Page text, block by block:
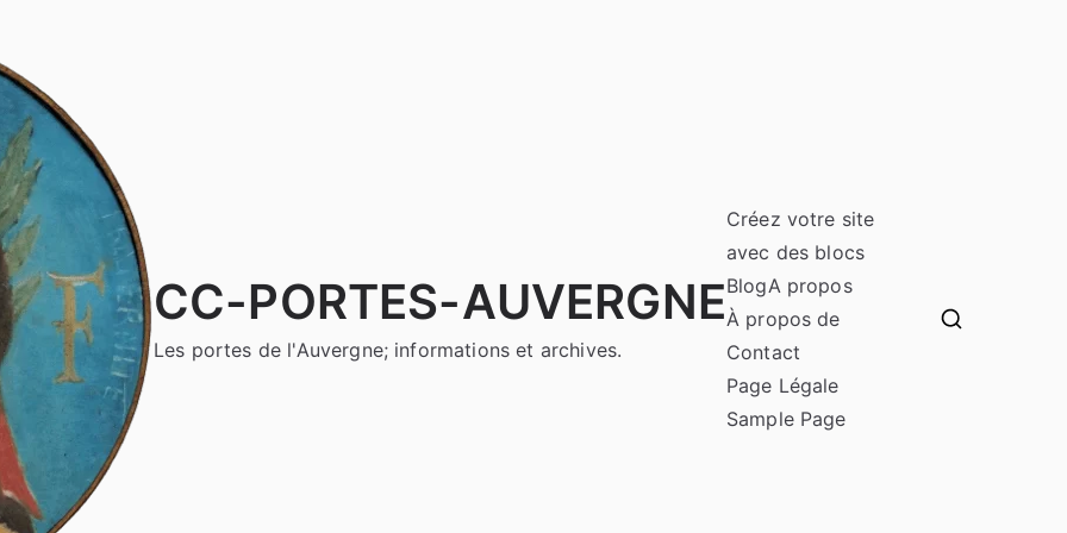
CC-PORTES-AUVERGNE
Les portes de l'Auvergne; informations et archives.
Créez votre site
avec des blocs
BlogA propos
À propos de
Contact
Page Légale
Sample Page